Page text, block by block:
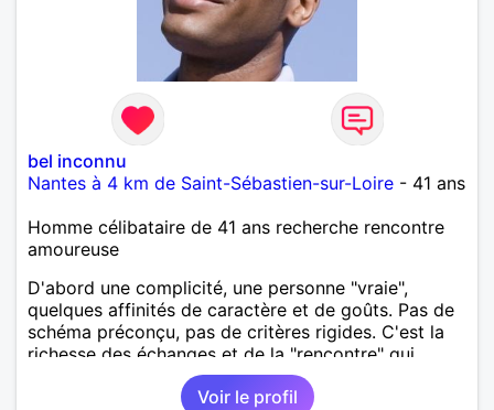
bel inconnu
Nantes à 4 km de Saint-Sébastien-sur-Loire - 41 ans
Homme célibataire de 41 ans recherche rencontre
amoureuse
D'abord une complicité, une personne "vraie",
quelques affinités de caractère et de goûts. Pas de
schéma préconçu, pas de critères rigides. C'est la
richesse des échanges et de la "rencontre" qui
déterminera d'éventuels projets communs.
Voir le profil